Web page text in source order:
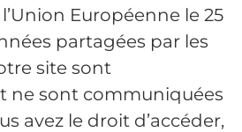
Européenne le 25
partagées par les
site sont
ne sont communiquées
avez le droit d’accéder,